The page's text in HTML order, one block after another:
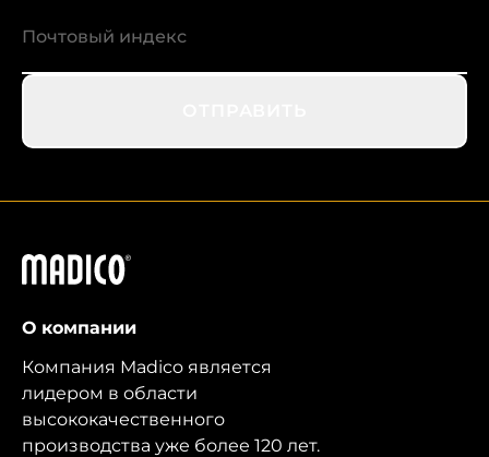
Мадико
О компании
Компания Madico является
лидером в области
высококачественного
производства уже более 120 лет.